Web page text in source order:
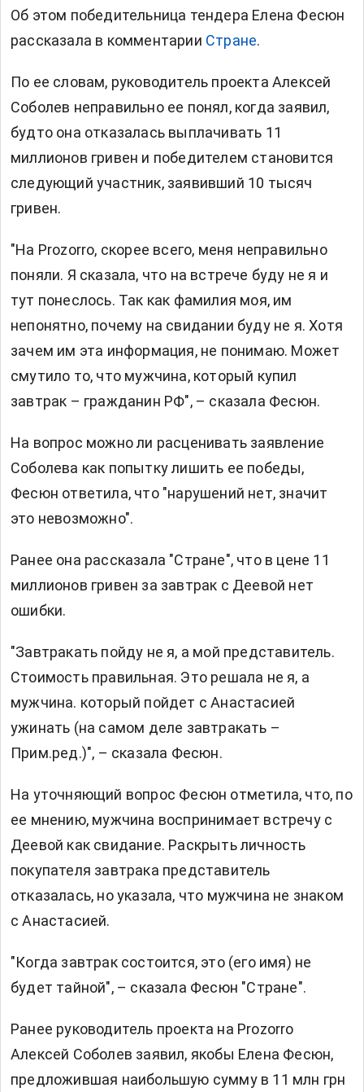
Об этом победительница тендера Елена Фесюн
рассказала в комментарии Стране.
По ее словам, руководитель проекта Алексей
Соболев неправильно ее понял, когда заявил,
будто она отказалась выплачивать 11
миллионов гривен и победителем становится
следующий участник, заявивший 10 тысяч
гривен.
"На Prozorrо, скорее всего, меня неправильно
поняли. Я сказала, что на встрече буду не я и
тут понеслось. Так как фамилия моя, им
непонятно, почему на свидании буду не я. Хотя
зачем им эта информация, не понимаю. Может
смутило то, что мужчина, который купил
завтрак – гражданин РФ", – сказала Фесюн.
На вопрос можно ли расценивать заявление
Соболева как попытку лишить ее победы,
Фесюн ответила, что "нарушений нет, значит
это невозможно".
Ранее она рассказала "Стране", что в цене 11
миллионов гривен за завтрак с Деевой нет
ошибки.
"Завтракать пойду не я, а мой представитель.
Стоимость правильная. Это решала не я, а
мужчина. который пойдет с Анастасией
ужинать (на самом деле завтракать –
Прим.ред.)", – сказала Фесюн.
На уточняющий вопрос Фесюн отметила, что, по
ее мнению, мужчина воспринимает встречу с
Деевой как свидание. Раскрыть личность
покупателя завтрака представитель
отказалась, но указала, что мужчина не знаком
с Анастасией.
"Когда завтрак состоится, это (его имя) не
будет тайной", – сказала Фесюн "Стране".
Ранее руководитель проекта на Prozorro
Алексей Соболев заявил, якобы Елена Фесюн,
предложившая наибольшую сумму в 11 млн грн